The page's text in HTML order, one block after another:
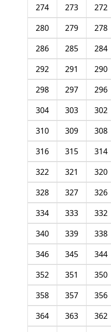
272
273
274
278
279
280
284
285
286
290
291
292
296
297
298
302
303
304
308
309
310
314
315
316
320
321
322
326
327
328
332
333
334
338
339
340
344
345
346
350
351
352
356
357
358
362
363
364